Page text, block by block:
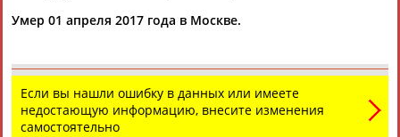
Умер 01 апреля 2017 года в Москве.
Если вы нашли ошибку в данных или имеете
недостающую информацию, внесите изменения
самостоятельно